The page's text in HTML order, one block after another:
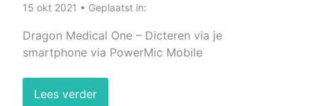
15 okt 2021 • Geplaatst in:
Dragon Medical One – Dicteren via je
smartphone via PowerMic Mobile
Lees verder